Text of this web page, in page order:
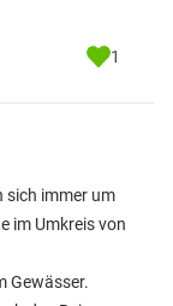
1
sich immer um
im Umkreis von
Gewässer.